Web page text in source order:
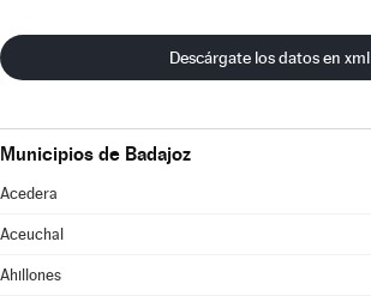
Descárgate los datos en xml
Municipios de Badajoz
Acedera
Aceuchal
Ahillones